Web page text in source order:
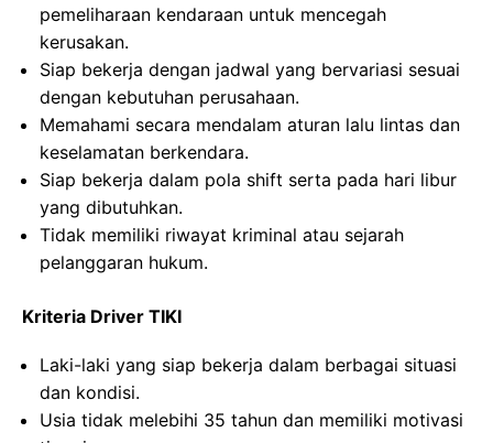
pemeliharaan kendaraan untuk mencegah
kerusakan.
Siap bekerja dengan jadwal yang bervariasi sesuai
dengan kebutuhan perusahaan.
Memahami secara mendalam aturan lalu lintas dan
keselamatan berkendara.
Siap bekerja dalam pola shift serta pada hari libur
yang dibutuhkan.
Tidak memiliki riwayat kriminal atau sejarah
pelanggaran hukum.
Kriteria Driver TIKI
Laki-laki yang siap bekerja dalam berbagai situasi
dan kondisi.
Usia tidak melebihi 35 tahun dan memiliki motivasi